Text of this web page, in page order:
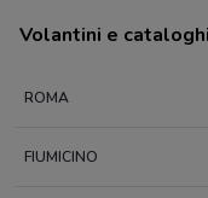
Volantini e
ROMA
FIUMICINO